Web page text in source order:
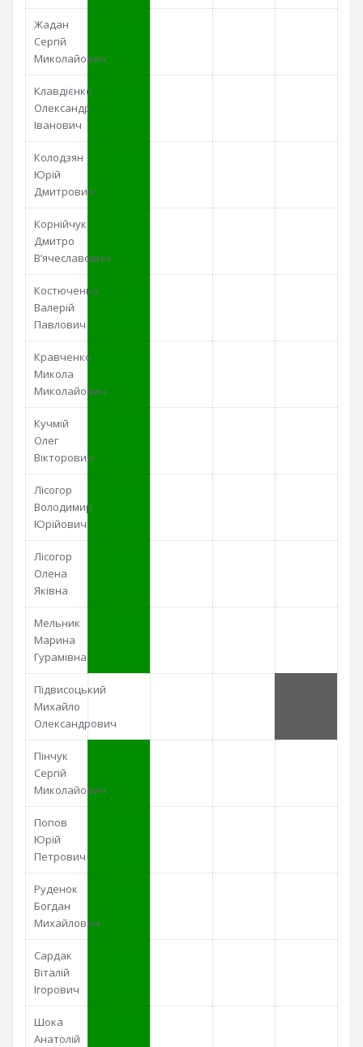
Жадан
Сергій
Миколайович
Клавдієнко
Олександр
Іванович
Колодзян
Юрій
Дмитрович
Корнійчук
Дмитро
В’ячеславович
Костюченко
Валерій
Павлович
Кравченко
Микола
Миколайович
Кучмій
Олег
Вікторович
Лісогор
Володимир
Юрійович
Лісогор
Олена
Яківна
Мельник
Марина
Гурамівна
Підвисоцький
Михайло
Олександрович
Пінчук
Сергій
Миколайович
Попов
Юрій
Петрович
Руденок
Богдан
Михайлович
Сардак
Віталій
Ігорович
Шока
Анатолій